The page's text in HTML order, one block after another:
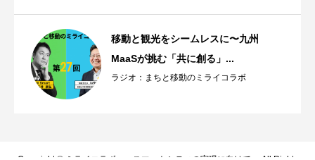
移動と観光をシームレスに〜九州
MaaSが挑む「共に創る」...
ラジオ：まちと移動のミライコラボ